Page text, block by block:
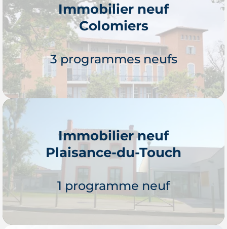
Immobilier neuf
Colomiers
3 programmes neufs
Immobilier neuf
Plaisance-du-Touch
1 programme neuf